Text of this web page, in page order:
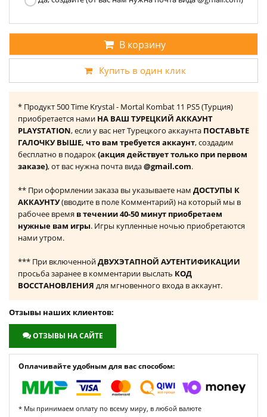
В корзину
Купить в один клик
* Продукт 500 Time Krystal - Mortal Kombat 11 PS5 (Турция)
приобретается нами НА ВАШ ТУРЕЦКИЙ АККАУНТ
PLAYSTATION, если у вас нет Турецкого аккаунта ПОСТАВЬТЕ
ГАЛОЧКУ ВЫШЕ, что вам требуется аккаунт, создадим
бесплатно в подарок(акция действует только при первом
заказе), от вас нужна почта вида@gmail.com.
** При оформлении заказа вы указываете нам ДОСТУПЫ К
АККАУНТУ(вводите в поле Комментарий) на который мы в
рабочее время в течении 40-50 минут приобретаем
нужные вам игры. Игры купленные ночью приобретаются
нами утром.
*** При включеннойДВУХЭТАПНОЙ АУТЕНТИФИКАЦИИ
просьба заранее в комментарии выслать КОД
ВОССТАНОВЛЕНИЯ для мгновенного входа в аккаунт.
Отзывы наших клиентов:
ОТЗЫВЫ НА САЙТЕ
Оплачивайте удобным для вас способом:
* Мы принимаем оплату по всему миру, в любой валюте